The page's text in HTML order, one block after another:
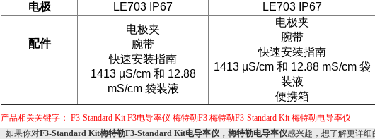
电极
LE703 IP67 LE703 IP67
配件
电极夹
腕带
快速安装指南
1413 µS/cm 和 12.88
mS/cm 袋装液
电极夹
腕带
快速安装指南
1413 µS/cm 和 12.88 mS/cm 袋
装液
便携箱
产品相关关键字： F3-Standard Kit F3电导率仪 梅特勒F3 梅特勒F3-Standard Kit 梅特勒电导率仪
如果你对F3-Standard Kit梅特勒F3-Standard Kit电导率仪，梅特勒电导率仪感兴趣，想了解更详